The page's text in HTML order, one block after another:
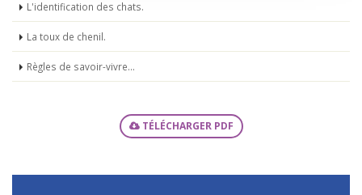
L'identification des chats.
La toux de chenil.
Règles de savoir-vivre...
TÉLÉCHARGER PDF